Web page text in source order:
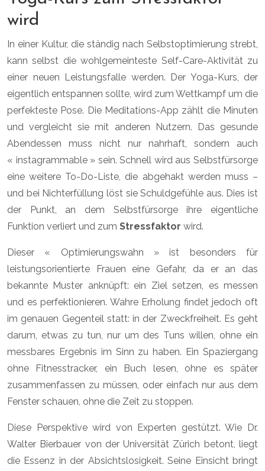
wird
In einer Kultur, die ständig nach Selbstoptimierung strebt,
kann selbst die wohlgemeinteste Self-Care-Aktivität zu
einer neuen Leistungsfalle werden. Der Yoga-Kurs, der
eigentlich entspannen sollte, wird zum Wettkampf um die
perfekteste Pose. Die Meditations-App zählt die Minuten
und vergleicht sie mit anderen Nutzern. Das gesunde
Abendessen muss nicht nur nahrhaft, sondern auch
« instagrammable » sein. Schnell wird aus Selbstfürsorge
eine weitere To-Do-Liste, die abgehakt werden muss –
und bei Nichterfüllung löst sie Schuldgefühle aus. Dies ist
der Punkt, an dem Selbstfürsorge ihre eigentliche
Funktion verliert und zum Stressfaktor wird.
Dieser « Optimierungswahn » ist besonders für
leistungsorientierte Frauen eine Gefahr, da er an das
bekannte Muster anknüpft: ein Ziel setzen, es messen
und es perfektionieren. Wahre Erholung findet jedoch oft
im genauen Gegenteil statt: in der Zweckfreiheit. Es geht
darum, etwas zu tun, nur um des Tuns willen, ohne ein
messbares Ergebnis im Sinn zu haben. Ein Spaziergang
ohne Fitnesstracker, ein Buch lesen, ohne es später
zusammenfassen zu müssen, oder einfach nur aus dem
Fenster schauen, ohne die Zeit zu stoppen.
Diese Perspektive wird von Experten gestützt. Wie Dr.
Walter Bierbauer von der Universität Zürich betont, liegt
die Essenz in der Absichtslosigkeit. Seine Einsicht bringt